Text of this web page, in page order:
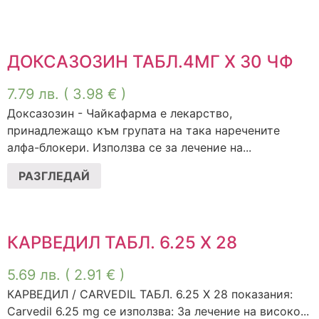
ДОКСАЗОЗИН ТАБЛ.4МГ Х 30 ЧФ
7.79 лв. ( 3.98 € )
Доксазозин - Чайкафарма е лекарство,
принадлежащо към групата на така наречените
алфа-блокери. Използва се за лечение на...
РАЗГЛЕДАЙ
КАРВЕДИЛ ТАБЛ. 6.25 Х 28
5.69 лв. ( 2.91 € )
КАРВЕДИЛ / CARVEDIL ТАБЛ. 6.25 Х 28 показания:
Carvedil 6.25 mg се използва: За лечение на високо...